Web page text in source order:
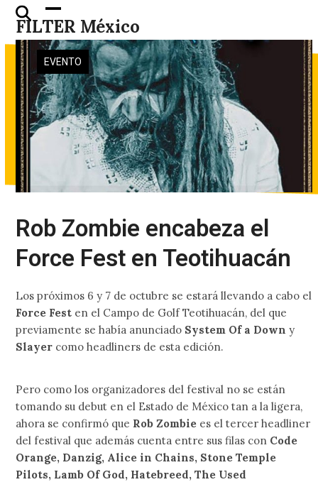
Skip
content
FILTER México
Open
mobile
menu
Close
mobile
menu
EVENTO
Rob Zombie encabeza el
Force Fest en Teotihuacán
Los próximos 6 y 7 de octubre se estará llevando a cabo el
Force Fest en el Campo de Golf Teotihuacán, del que
previamente se había anunciado System Of a Down y
Slayer como headliners de esta edición.
Pero como los organizadores del festival no se están
tomando su debut en el Estado de México tan a la ligera,
ahora se confirmó que Rob Zombie es el tercer headliner
del festival que además cuenta entre sus filas con Code
Orange, Danzig, Alice in Chains, Stone Temple
Pilots, Lamb Of God, Hatebreed, The Used